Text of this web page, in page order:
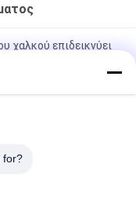
χαλκού επιδεικνύει
προθηκών
ρολογιών
γυαλιού
for?